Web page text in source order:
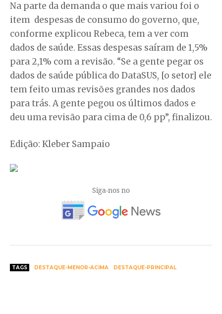
Na parte da demanda o que mais variou foi o
item despesas de consumo do governo, que,
conforme explicou Rebeca, tem a ver com
dados de saúde. Essas despesas saíram de 1,5%
para 2,1% com a revisão. “Se a gente pegar os
dados de saúde pública do DataSUS, [o setor] ele
tem feito umas revisões grandes nos dados
para trás. A gente pegou os últimos dados e
deu uma revisão para cima de 0,6 pp”, finalizou.
Edição: Kleber Sampaio
Siga-nos no
TAGS DESTAQUE-MENOR-ACIMA DESTAQUE-PRINCIPAL